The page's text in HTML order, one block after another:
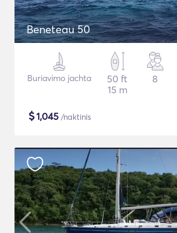
Beneteau 50
Buriavimo jachta
50 ft
15 m
8
$1,045 /naktinis